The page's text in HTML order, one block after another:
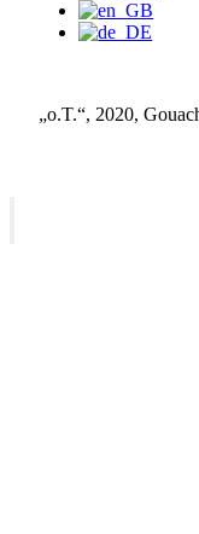
„o.T.“, 2020,